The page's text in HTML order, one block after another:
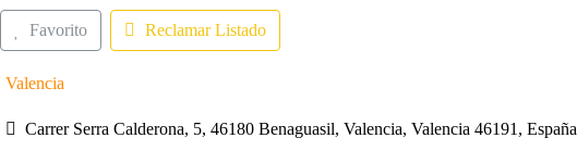
Favorito Reclamar Listado
Valencia
Carrer Serra Calderona, 5, 46180 Benaguasil, Valencia, Valencia 46191, España